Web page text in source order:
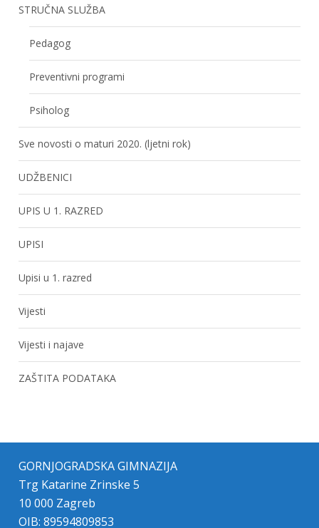
STRUČNA SLUŽBA
Pedagog
Preventivni programi
Psiholog
Sve novosti o maturi 2020. (ljetni rok)
UDŽBENICI
UPIS U 1. RAZRED
UPISI
Upisi u 1. razred
Vijesti
Vijesti i najave
ZAŠTITA PODATAKA
GORNJOGRADSKA GIMNAZIJA
Trg Katarine Zrinske 5
10 000 Zagreb
OIB: 89594809853